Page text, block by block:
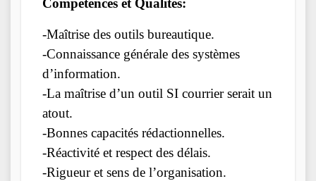
Compétences et Qualités:
-Maîtrise des outils bureautique.
-Connaissance générale des systèmes
d’information.
-La maîtrise d’un outil SI courrier serait un
atout.
-Bonnes capacités rédactionnelles.
-Réactivité et respect des délais.
-Rigueur et sens de l’organisation.